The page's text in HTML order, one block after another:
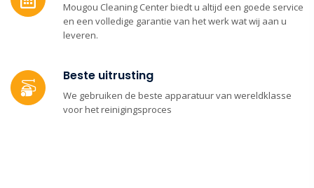
Mougou Cleaning Center biedt u altijd een goede service
en een volledige garantie van het werk wat wij aan u
leveren.
Beste uitrusting
We gebruiken de beste apparatuur van wereldklasse
voor het reinigingsproces